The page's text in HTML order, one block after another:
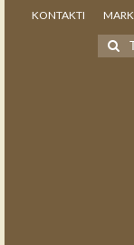
KONTAKTI
for: